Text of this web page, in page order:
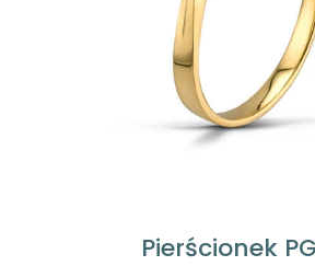
Pierścionek